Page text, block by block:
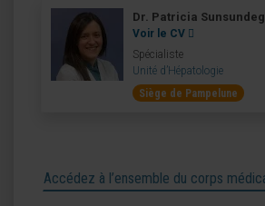
Dr. Patricia
Voir le CV
Spécialiste
Unité d’Hépatologie
Siège de Pampelune
Accédez à l’ensemble du corps